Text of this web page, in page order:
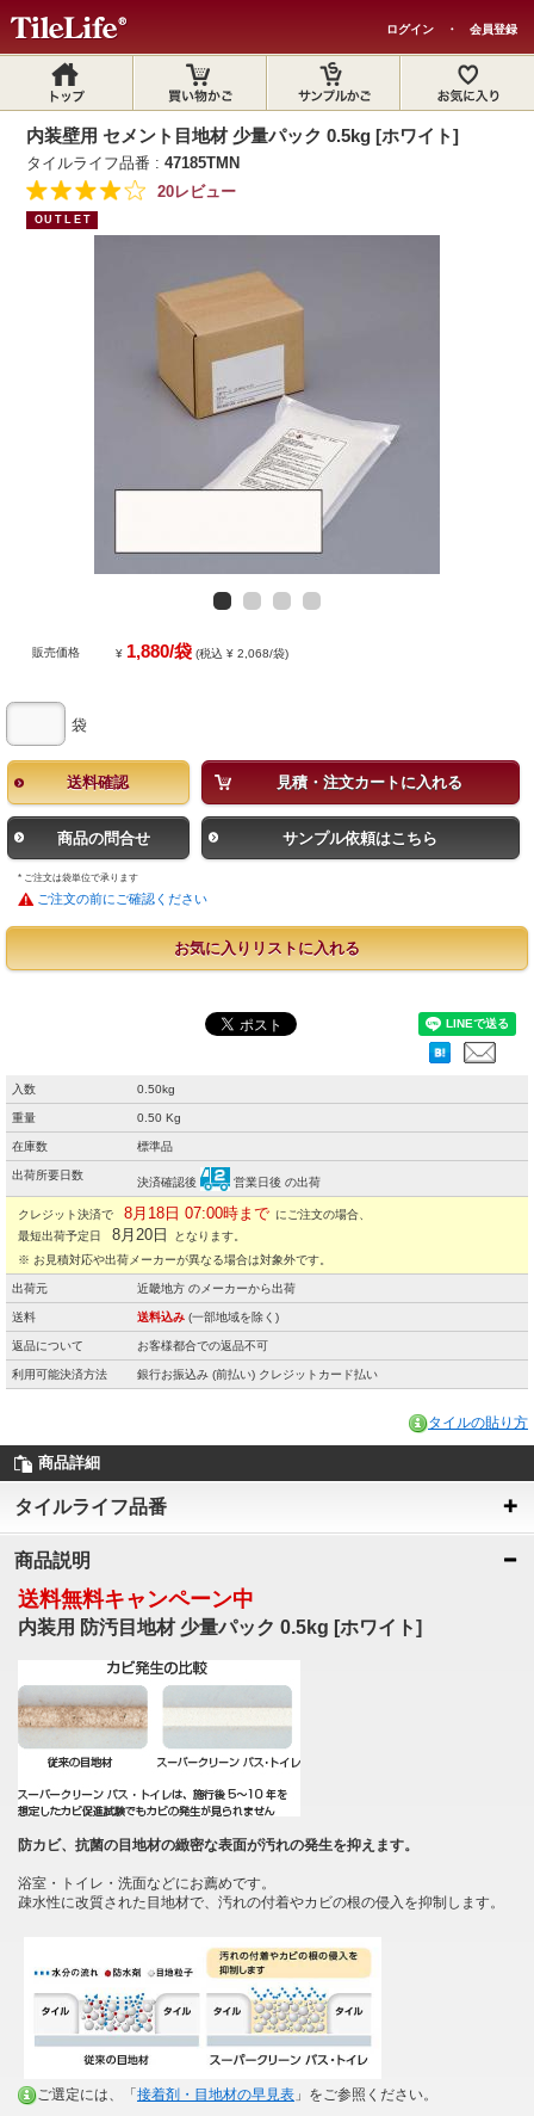
ログイン ・ 会員登録
内装壁用 セメント目地材 少量パック 0.5kg [ホワイト]
タイルライフ品番 :47185TMN
20レビュー
OUTLET
販売価格 ¥ 1,880/袋 (税込 ¥ 2,068/袋)
袋
送料確認 見積・注文カートに入れる
商品の問合せ サンプル依頼はこちら
* ご注文は袋単位で承ります
ご注文の前にご確認ください
お気に入りリストに入れる
入数 0.50kg
重量 0.50 Kg
在庫数 標準品
出荷所要日数
決済確認後 営業日後 の出荷
クレジット決済で 8月18日 07:00時まで にご注文の場合、
最短出荷予定日
8月20日
となります。
※ お見積対応や出荷メーカーが異なる場合は対象外です。
出荷元 近畿地方 のメーカーから出荷
送料 送料込み (一部地域を除く)
返品について お客様都合での返品不可
利用可能決済方法 銀行お振込み (前払い) クレジットカード払い
タイルの貼り方
商品詳細
タイルライフ品番
商品説明
送料無料キャンペーン中
内装用 防汚目地材 少量パック 0.5kg [ホワイト]
防カビ、抗菌の目地材の緻密な表面が汚れの発生を抑えます。
浴室・トイレ・洗面などにお薦めです。
疎水性に改質された目地材で、汚れの付着やカビの根の侵入を抑制します。
ご選定には、「 接着剤・目地材の早見表 」をご参照ください。